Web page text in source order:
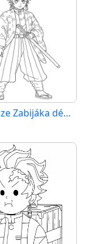
Tanjiro ze Zabijáka démonů